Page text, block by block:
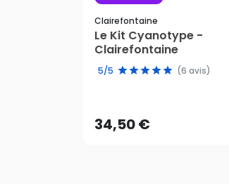
Clairefontaine
Le Kit Cyanotype -
Clairefontaine
5/5 (6 avis)
34,50 €AJOUTER AU PANIER